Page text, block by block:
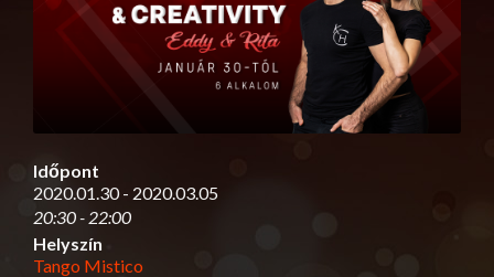
Időpont
2020.01.30 - 2020.03.05
20:30 - 22:00
Helyszín
Tango Mistico